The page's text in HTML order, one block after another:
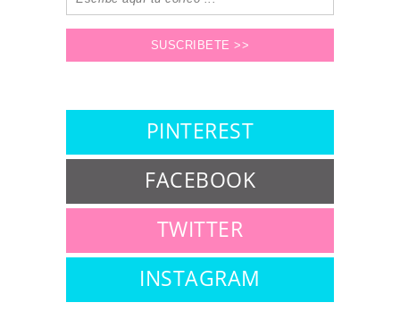
PINTEREST
FACEBOOK
TWITTER
INSTAGRAM